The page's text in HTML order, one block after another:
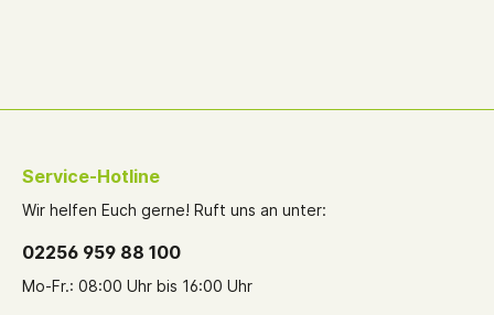
Service-Hotline
Wir helfen Euch gerne! Ruft uns an unter:
02256 959 88 100
Mo-Fr.: 08:00 Uhr bis 16:00 Uhr